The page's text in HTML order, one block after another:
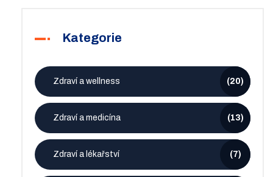
Kategorie
Zdraví a wellness (20)
Zdraví a medicína (13)
Zdraví a lékařství (7)